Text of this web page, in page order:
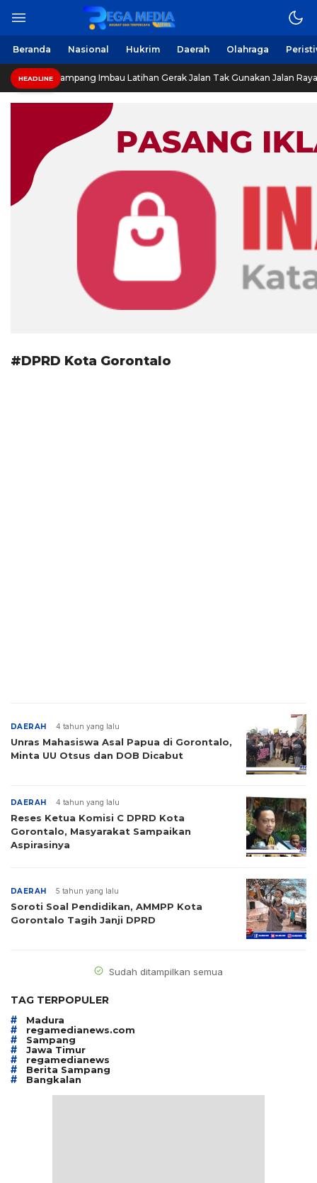
Regamedianews.com
Berita Harian Online
Beranda Nasional Hukrim Daerah Olahraga
HEADLINESampang Imbau Latihan Gerak Jalan Tak Gunakan Jalan Raya
#DPRD Kota Gorontalo
DAERAH 4 tahun yang lalu
Unras Mahasiswa Asal Papua di Gorontalo,
Minta UU Otsus dan DOB Dicabut
DAERAH 4 tahun yang lalu
Reses Ketua Komisi C DPRD Kota
Gorontalo, Masyarakat Sampaikan
Aspirasinya
DAERAH 5 tahun yang lalu
Soroti Soal Pendidikan, AMMPP Kota
Gorontalo Tagih Janji DPRD
Sudah ditampilkan semua
TAG TERPOPULER
# Madura
# regamedianews.com
# Sampang
# Jawa Timur
# regamedianews
# Berita Sampang
# Bangkalan